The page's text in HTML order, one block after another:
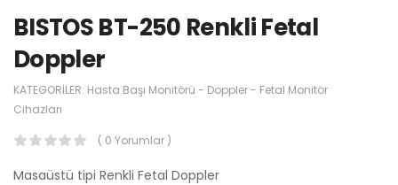
BISTOS BT-250 Renkli Fetal
Doppler
KATEGORILER: Hasta Başı Monitörü - Doppler - Fetal Monitör
Cihazları
( 0 Yorumlar )
Masaüstü tipi Renkli Fetal Doppler